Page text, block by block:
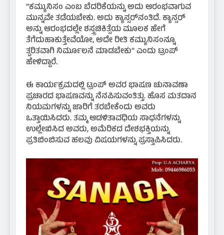
“ಕಮ್ಯುನಿಸಂ ಎಂಬ ಬೆದರಿಕೆಯನ್ನು ಅದು ಆರಂಭವಾಗುವ
ಮುನ್ನವೇ ತಡೆಯಬೇಕು. ಅದು ಕ್ಯಾನ್ಸರ್‌ನಂತಿದೆ. ಕ್ಯಾನ್ಸರ್
ಅನ್ನು ಆರಂಭದಲ್ಲೇ ಶಸ್ತ್ರಚಿಕಿತ್ಸೆಯ ಮೂಲಕ ಹೇಗೆ
ತೆಗೆದುಹಾಕುತ್ತೇವೆಯೋ, ಅದೇ ರೀತಿ ಕಮ್ಯುನಿಸಂನ್ನೂ
ತ್ವರಿತವಾಗಿ ನಿರ್ಮೂಲನೆ ಮಾಡಬೇಕು” ಎಂದು ಟ್ರಂಪ್
ಹೇಳಿದ್ದಾರೆ.
ಈ ಕಾರ್ಯಕ್ರಮದಲ್ಲಿ ಟ್ರಂಪ್ ಅವರ ಭಾಷಣ ಚುನಾವಣಾ
ಪ್ರಚಾರದ ಭಾಷಣವನ್ನು ನೆನಪಿಸುವಂತಿತ್ತು. ಹೊಸ ಮತದಾನ
ನಿಯಮಗಳನ್ನು ಜಾರಿಗೆ ತರಬೇಕೆಂದು ಅವರು
ಒತ್ತಾಯಿಸಿದರು. ತಮ್ಮ ಆಡಳಿತಾವಧಿಯ ಸಾಧನೆಗಳನ್ನು
ಉಲ್ಲೇಖಿಸಿದ ಅವರು, ಅಮೆರಿಕದ ದೇಶಭಕ್ತಿಯನ್ನು
ಪ್ರತಿಬಿಂಬಿಸುವ ಹಲವು ವಿಷಯಗಳನ್ನು ಪ್ರಸ್ತಾಪಿಸಿದರು.